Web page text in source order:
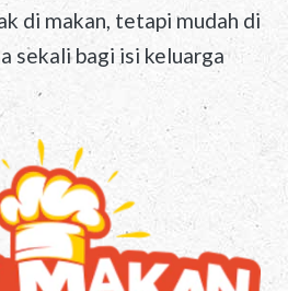
di makan, tetapi mudah di
sekali bagi isi keluarga
mencuba!